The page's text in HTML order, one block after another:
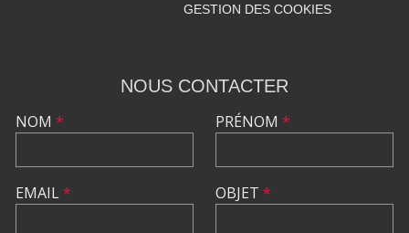
GESTION DES COOKIES
NOUS CONTACTER
NOM *
EMAIL*
PRÉNOM *
OBJET *